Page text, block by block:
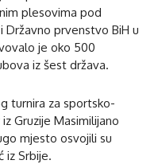
plesovima pod
Državno prvenstvo BiH u
je oko 500
iz šest država.
turnira za sportsko-
Gruzije Masimilijano
mjesto osvojili su
iz Srbije.